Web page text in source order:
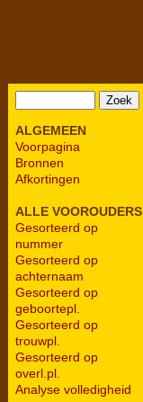
ALGEMEEN
Voorpagina
Bronnen
Afkortingen
ALLE VOOROUDERS
Gesorteerd op
nummer
Gesorteerd op
achternaam
Gesorteerd op
geboortepl.
Gesorteerd op
trouwpl.
Gesorteerd op
overl.pl.
Analyse volledigheid